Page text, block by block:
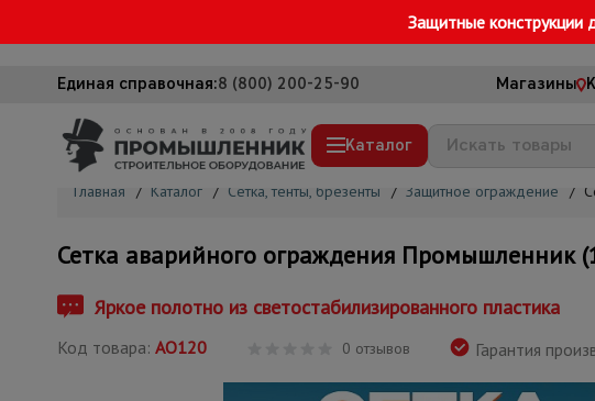
Защитные
Единая справочная:8 (800) 200-25-90 Магазины
Каталог
Вышки-туры
Подмости строительные
Сетка, тенты, брезенты
Главная / Каталог / Сетка, тенты, брезенты / Защитное ограждение /
Сетка аварийного ограждения Промышленник
Яркое полотно из светостабилизированного пластика
Код товара: АО120 0 отзывов Гарантия